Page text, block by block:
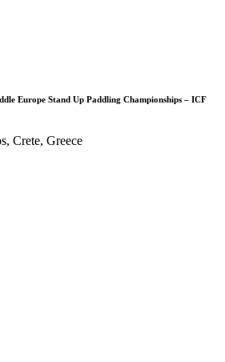
Europe Stand Up Paddling Championships – ICF
Crete, Greece